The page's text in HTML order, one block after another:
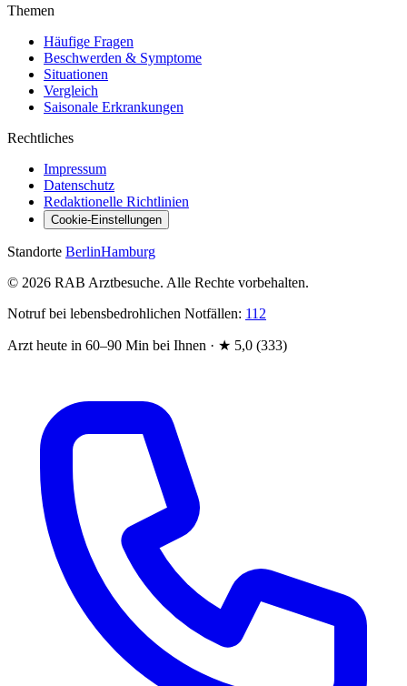
Themen
Häufige Fragen
Beschwerden & Symptome
Situationen
Vergleich
Saisonale Erkrankungen
Rechtliches
Impressum
Datenschutz
Redaktionelle Richtlinien
Cookie-Einstellungen
Standorte BerlinHamburg
© 2026 RAB Arztbesuche. Alle Rechte vorbehalten.
Notruf bei lebensbedrohlichen Notfällen: 112
Arzt heute in 60–90 Min bei Ihnen · ★ 5,0 (333)